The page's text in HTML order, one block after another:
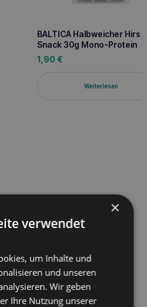
BALTICA Halbweicher
Snack 30g Mono-Protein
1,90 €
Weiterlesen
×
verwendet
um Inhalte und
und unseren
Wir geben
Ihre Nutzung unserer